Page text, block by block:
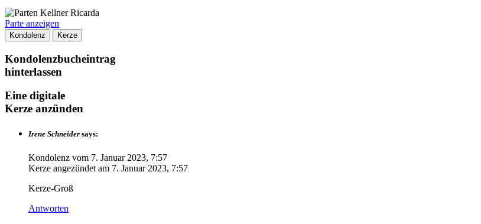
Parte anzeigen
Kondolenz Kerze
Kondolenzbucheintrag
hinterlassen
Eine digitale
Kerze anzünden
Irene Schneider says:
Kondolenz vom 7. Januar 2023, 7:57
Kerze angezündet am 7. Januar 2023, 7:57
Kerze-Groß
Antworten